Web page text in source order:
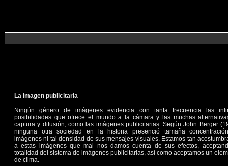
La imagen publicitaria
Ningún género de imágenes evidencia con tanta frecuencia las
posibilidades que ofrece el mundo a la cámara y las muchas
captura y difusión, como las imágenes publicitarias. Según John Berger
ninguna otra sociedad en la historia presenció tamaña
imágenes ni tal densidad de sus mensajes visuales. Estamos tan
a estas imágenes que mal nos damos cuenta de sus efectos,
totalidad del sistema de imágenes publicitarias, así como aceptamos un
de clima.